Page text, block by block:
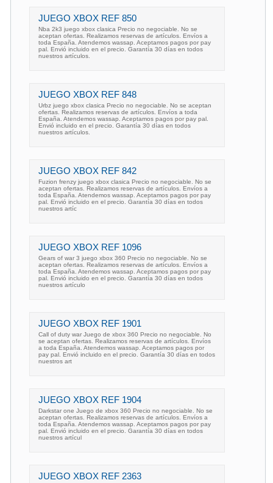
JUEGO XBOX REF 850
Nba 2k3 juego xbox clasica Precio no negociable. No se
aceptan ofertas. Realizamos reservas de artículos. Envíos a
toda España. Atendemos wassap. Aceptamos pagos por pay
pal. Envió incluido en el precio. Garantía 30 días en todos
nuestros artículos.
JUEGO XBOX REF 848
Urbz juego xbox clasica Precio no negociable. No se aceptan
ofertas. Realizamos reservas de artículos. Envíos a toda
España. Atendemos wassap. Aceptamos pagos por pay pal.
Envió incluido en el precio. Garantía 30 días en todos
nuestros artículos.
JUEGO XBOX REF 842
Fuzion frenzy juego xbox clasica Precio no negociable. No se
aceptan ofertas. Realizamos reservas de artículos. Envíos a
toda España. Atendemos wassap. Aceptamos pagos por pay
pal. Envió incluido en el precio. Garantía 30 días en todos
nuestros artíc
JUEGO XBOX REF 1096
Gears of war 3 juego xbox 360 Precio no negociable. No se
aceptan ofertas. Realizamos reservas de artículos. Envíos a
toda España. Atendemos wassap. Aceptamos pagos por pay
pal. Envió incluido en el precio. Garantía 30 días en todos
nuestros artículo
JUEGO XBOX REF 1901
Call of duty war Juego de xbox 360 Precio no negociable. No
se aceptan ofertas. Realizamos reservas de artículos. Envíos
a toda España. Atendemos wassap. Aceptamos pagos por
pay pal. Envió incluido en el precio. Garantía 30 días en todos
nuestros art
JUEGO XBOX REF 1904
Darkstar one Juego de xbox 360 Precio no negociable. No se
aceptan ofertas. Realizamos reservas de artículos. Envíos a
toda España. Atendemos wassap. Aceptamos pagos por pay
pal. Envió incluido en el precio. Garantía 30 días en todos
nuestros artícul
JUEGO XBOX REF 2363